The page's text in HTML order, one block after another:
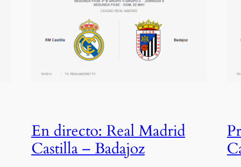
En directo: Real Madrid
Castilla – Badajoz